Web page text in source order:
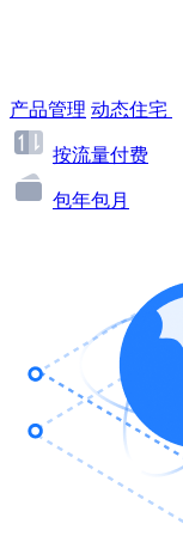
产品管理 动态住宅
按流量付费
包年包月